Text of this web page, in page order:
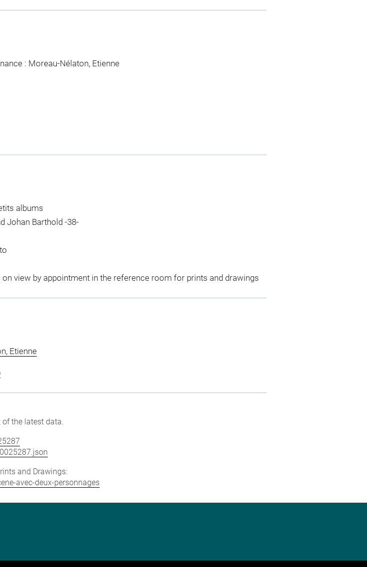
: Moreau-Nélaton, Etienne
albums
Johan Barthold -38-
view by appointment in the reference room for prints and drawings
Etienne
the latest data.
and Drawings:
avec-deux-personnages